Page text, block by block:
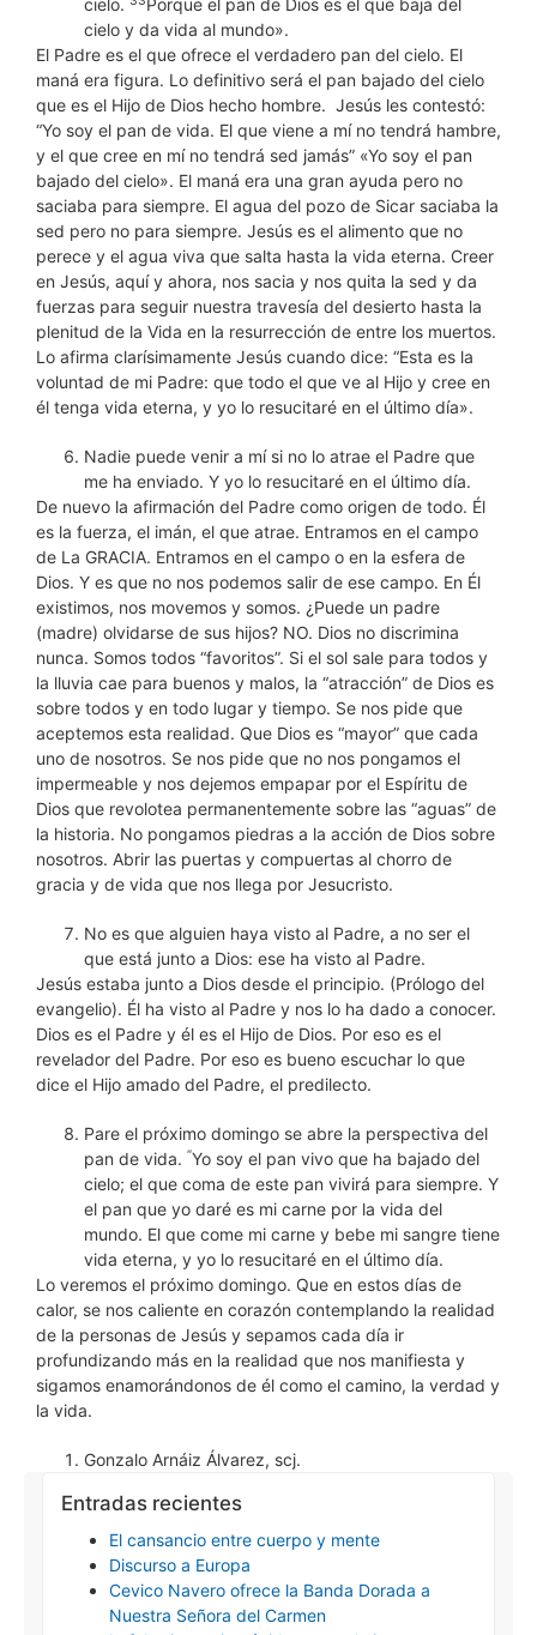
cielo.
Porque el pan de Dios es el que baja del
cielo y da vida al mundo».
El Padre es el que ofrece el verdadero pan del cielo. El
maná era figura. Lo definitivo será el pan bajado del cielo
que es el Hijo de Dios hecho hombre. Jesús les contestó:
“Yo soy el pan de vida. El que viene a mí no tendrá hambre,
y el que cree en mí no tendrá sed jamás” «Yo soy el pan
bajado del cielo». El maná era una gran ayuda pero no
saciaba para siempre. El agua del pozo de Sicar saciaba la
sed pero no para siempre. Jesús es el alimento que no
perece y el agua viva que salta hasta la vida eterna. Creer
en Jesús, aquí y ahora, nos sacia y nos quita la sed y da
fuerzas para seguir nuestra travesía del desierto hasta la
plenitud de la Vida en la resurrección de entre los muertos.
Lo afirma clarísimamente Jesús cuando dice: “Esta es la
voluntad de mi Padre: que todo el que ve al Hijo y cree en
él tenga vida eterna, y yo lo resucitaré en el último día».
Nadie puede venir a mí si no lo atrae el Padre que
me ha enviado. Y yo lo resucitaré en el último día.
De nuevo la afirmación del Padre como origen de todo. Él
es la fuerza, el imán, el que atrae. Entramos en el campo
de La GRACIA. Entramos en el campo o en la esfera de
Dios. Y es que no nos podemos salir de ese campo. En Él
existimos, nos movemos y somos. ¿Puede un padre
(madre) olvidarse de sus hijos? NO. Dios no discrimina
nunca. Somos todos “favoritos”. Si el sol sale para todos y
la lluvia cae para buenos y malos, la “atracción” de Dios es
sobre todos y en todo lugar y tiempo. Se nos pide que
aceptemos esta realidad. Que Dios es “mayor” que cada
uno de nosotros. Se nos pide que no nos pongamos el
impermeable y nos dejemos empapar por el Espíritu de
Dios que revolotea permanentemente sobre las “aguas” de
la historia. No pongamos piedras a la acción de Dios sobre
nosotros. Abrir las puertas y compuertas al chorro de
gracia y de vida que nos llega por Jesucristo.
No es que alguien haya visto al Padre, a no ser el
que está junto a Dios: ese ha visto al Padre.
Jesús estaba junto a Dios desde el principio. (Prólogo del
evangelio). Él ha visto al Padre y nos lo ha dado a conocer.
Dios es el Padre y él es el Hijo de Dios. Por eso es el
revelador del Padre. Por eso es bueno escuchar lo que
dice el Hijo amado del Padre, el predilecto.
Pare el próximo domingo se abre la perspectiva del
pan de vida. “Yo soy el pan vivo que ha bajado del
cielo; el que coma de este pan vivirá para siempre. Y
el pan que yo daré es mi carne por la vida del
mundo. El que come mi carne y bebe mi sangre tiene
vida eterna, y yo lo resucitaré en el último día.
Lo veremos el próximo domingo. Que en estos días de
calor, se nos caliente en corazón contemplando la realidad
de la personas de Jesús y sepamos cada día ir
profundizando más en la realidad que nos manifiesta y
sigamos enamorándonos de él como el camino, la verdad y
la vida.
Gonzalo Arnáiz Álvarez, scj.
Entradas recientes
El cansancio entre cuerpo y mente
Discurso a Europa
Cevico Navero ofrece la Banda Dorada a
Nuestra Señora del Carmen